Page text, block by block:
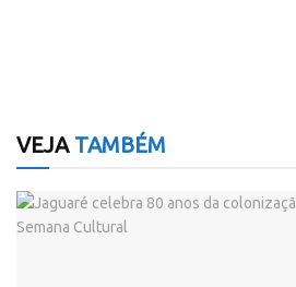
VEJATAMBÉM